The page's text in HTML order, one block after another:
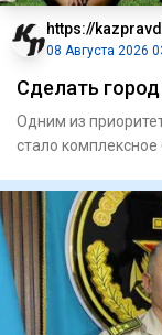
https://
08 Августа 2026
Сделать
Одним из
стало